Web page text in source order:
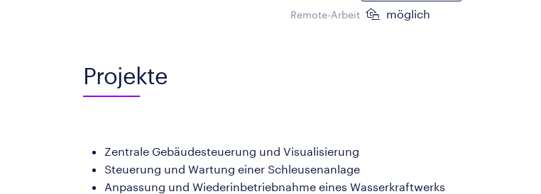
Remote-Arbeit
möglich
Projekte
Zentrale Gebäudesteuerung und Visualisierung
Steuerung und Wartung einer Schleusenanlage
Anpassung und Wiederinbetriebnahme eines Wasserkraftwerks